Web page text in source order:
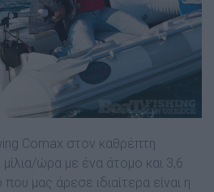
Comax στον καθρέπτη
ώρα µε ένα άτοµο και 3,6
µας άρεσε ιδιαίτερα είναι η